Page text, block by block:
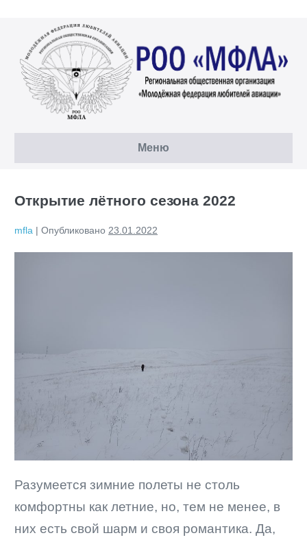
содержимому
Меню
Открытие лётного сезона 2022
mfla | Опубликовано 23.01.2022
Разумеется зимние полеты не столь
комфортны как летние, но, тем не менее, в
них есть свой шарм и своя романтика. Да,